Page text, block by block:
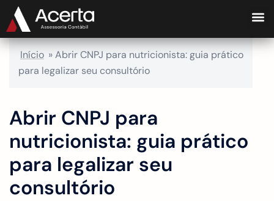
Início »Abrir CNPJ para nutricionista: guia prático
para legalizar seu consultório
Abrir CNPJ para
nutricionista: guia prático
para legalizar seu
consultório